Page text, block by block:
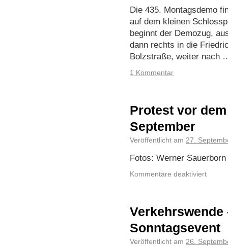
Die 435. Montagsdemo
auf dem kleinen
beginnt der Demozug,
dann rechts in die
Bolzstraße, weiter nach
1 Kommentar
Protest vor
September
Veröffentlicht am 27.
Fotos: Werner Sauerborn
Kommentare deaktiviert
Sonntagsevent
Veröffentlicht am 26.